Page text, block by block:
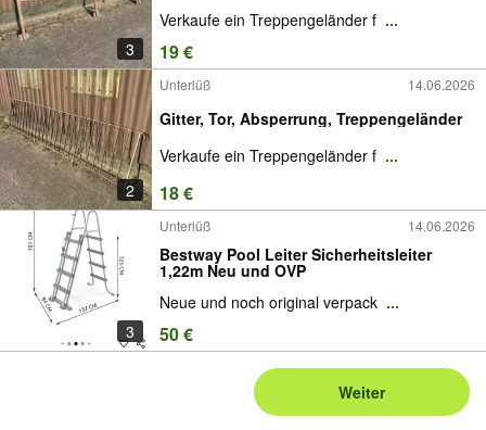
3
Verkaufe ein Treppengeländer f ...
19 €
2
Unterlüß 14.06.2026
Gitter, Tor, Absperrung, Treppengeländer
Verkaufe ein Treppengeländer f ...
18 €
3
Unterlüß 14.06.2026
Bestway Pool Leiter Sicherheitsleiter
1,22m Neu und OVP
Neue und noch original verpack ...
50 €
Weiter